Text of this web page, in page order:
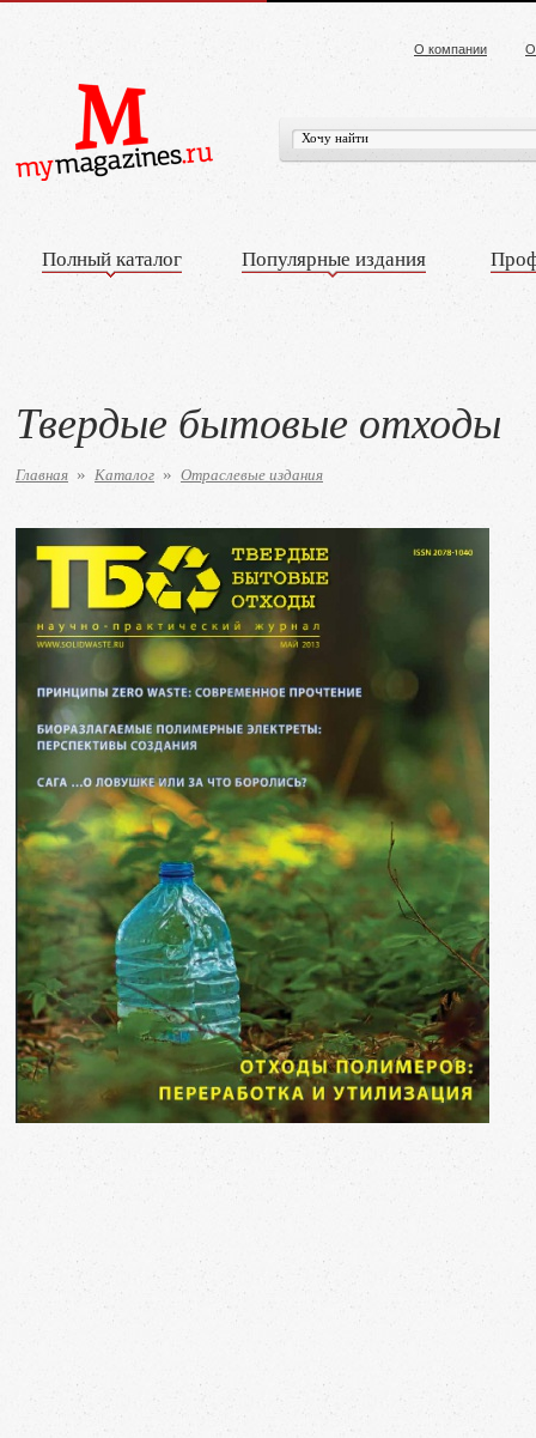
О компании
Полный каталог Популярные издания
Твердые бытовые отходы
Главная » Каталог » Отраслевые издания